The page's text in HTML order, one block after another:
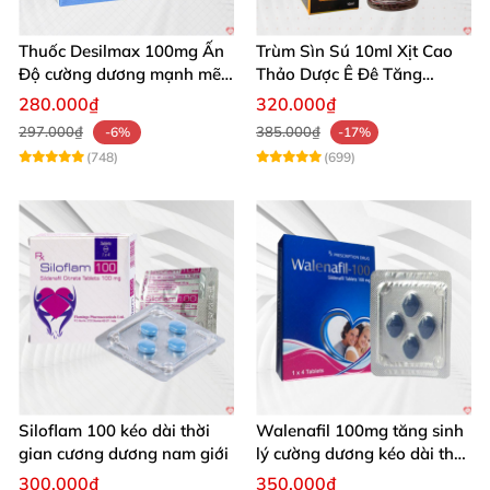
Thuốc Desilmax 100mg Ấn
Độ cường dương mạnh mẽ
tăng sinh lý phái mạnh
280.000₫
297.000₫
-6%
(748)
Trùm Sìn Sú 10ml Xịt Cao
Thảo Dược Ê Đê Tăng
Cường Sinh Lý
320.000₫
385.000₫
-17%
(699)
Siloflam 100 kéo dài thời
gian cương dương nam giới
300.000₫
Walenafil 100mg tăng sinh
lý cường dương kéo dài thời
gian
350.000₫